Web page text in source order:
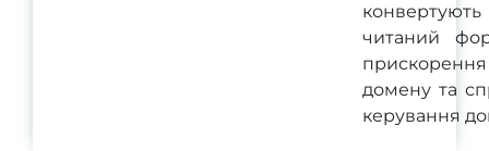
читаний
домену та
керування